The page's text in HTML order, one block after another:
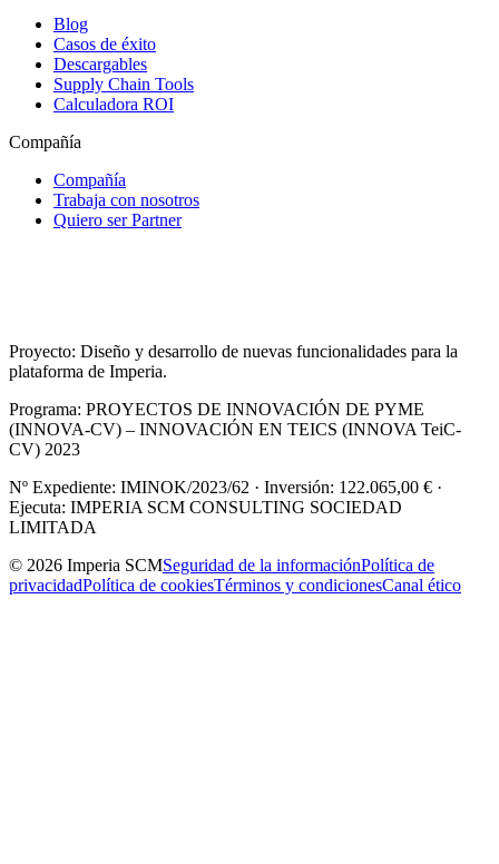
Blog
Casos de éxito
Descargables
Supply Chain Tools
Calculadora ROI
Compañía
Compañía
Trabaja con nosotros
Quiero ser Partner
Proyecto: Diseño y desarrollo de nuevas funcionalidades para la
plataforma de Imperia.
Programa: PROYECTOS DE INNOVACIÓN DE PYME
(INNOVA-CV) – INNOVACIÓN EN TEICS (INNOVA TeiC-
CV) 2023
Nº Expediente: IMINOK/2023/62 · Inversión: 122.065,00 € ·
Ejecuta: IMPERIA SCM CONSULTING SOCIEDAD
LIMITADA
© 2026 Imperia SCMSeguridad de la informaciónPolítica de
privacidadPolítica de cookiesTérminos y condicionesCanal ético